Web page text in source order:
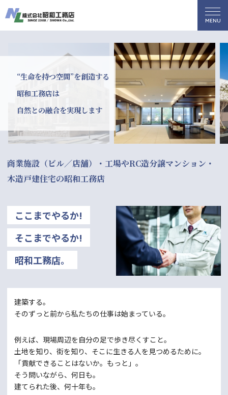
“生命を持つ空間”を創造する
昭和工務店は
自然との融合を実現します
商業施設（ビル／店舗）・工場やRC造分譲マンション・
木造戸建住宅の昭和工務店
ここまでやるか!
そこまでやるか!
昭和工務店。
建築する。
そのずっと前から私たちの仕事は始まっている。
例えば、現場周辺を自分の足で歩き尽くすこと。
土地を知り、街を知り、そこに生きる人を見つめるために。
「貢献できることはないか。もっと」。
そう問いながら、何日も。
建てられた後、何十年も。